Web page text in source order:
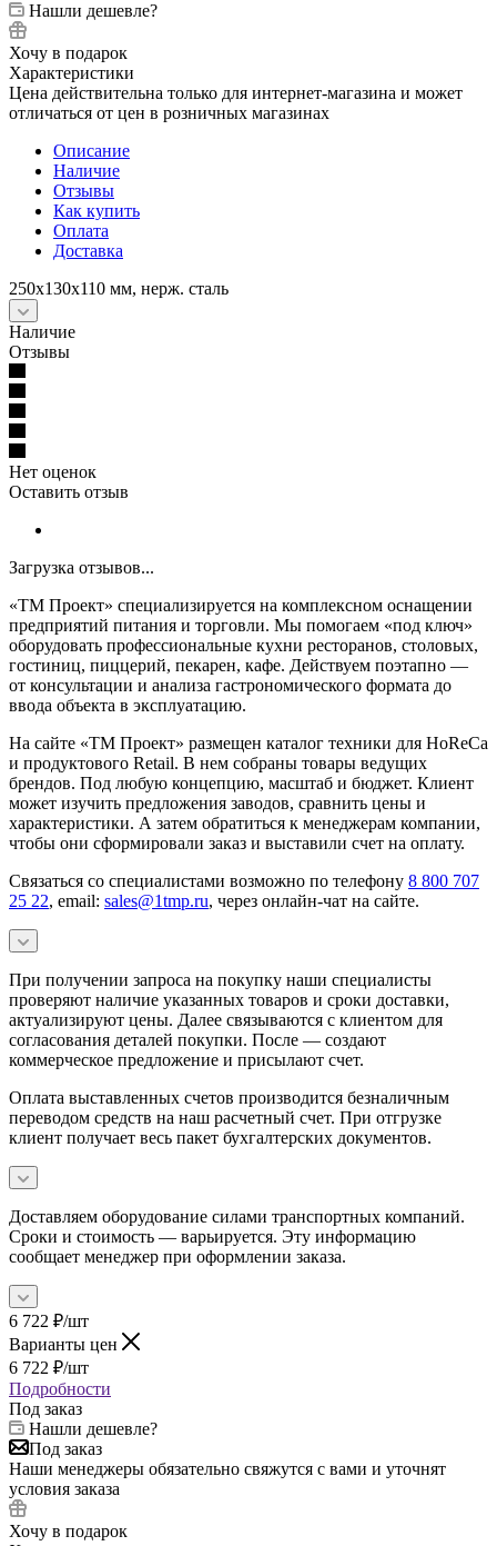
Нашли дешевле?
Хочу в подарок
Характеристики
Цена действительна только для интернет-магазина и может
отличаться от цен в розничных магазинах
Описание
Наличие
Отзывы
Как купить
Оплата
Доставка
250х130х110 мм, нерж. сталь
Наличие
Отзывы
Нет оценок
Оставить отзыв
Загрузка отзывов...
«ТМ Проект» специализируется на комплексном оснащении
предприятий питания и торговли. Мы помогаем «под ключ»
оборудовать профессиональные кухни ресторанов, столовых,
гостиниц, пиццерий, пекарен, кафе. Действуем поэтапно —
от консультации и анализа гастрономического формата до
ввода объекта в эксплуатацию.
На сайте «ТМ Проект» размещен каталог техники для HoReCa
и продуктового Retail. В нем собраны товары ведущих
брендов. Под любую концепцию, масштаб и бюджет. Клиент
может изучить предложения заводов, сравнить цены и
характеристики. А затем обратиться к менеджерам компании,
чтобы они сформировали заказ и выставили счет на оплату.
Связаться со специалистами возможно по телефону 8 800 707
25 22, email: sales@1tmp.ru, через онлайн-чат на сайте.
При получении запроса на покупку наши специалисты
проверяют наличие указанных товаров и сроки доставки,
актуализируют цены. Далее связываются с клиентом для
согласования деталей покупки. После — создают
коммерческое предложение и присылают счет.
Оплата выставленных счетов производится безналичным
переводом средств на наш расчетный счет. При отгрузке
клиент получает весь пакет бухгалтерских документов.
Доставляем оборудование силами транспортных компаний.
Сроки и стоимость — варьируется. Эту информацию
сообщает менеджер при оформлении заказа.
6 722 ₽/шт
Варианты цен
6 722 ₽/шт
Подробности
Под заказ
Нашли дешевле?
Под заказ
Наши менеджеры обязательно свяжутся с вами и уточнят
условия заказа
Хочу в подарок